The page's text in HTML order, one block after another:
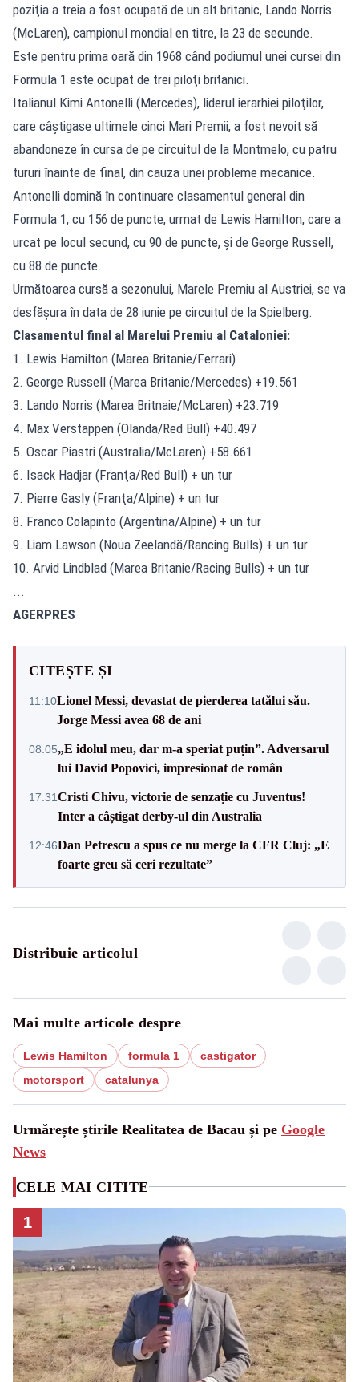
poziţia a treia a fost ocupată de un alt britanic, Lando Norris
(McLaren), campionul mondial en titre, la 23 de secunde.
Este pentru prima oară din 1968 când podiumul unei cursei din
Formula 1 este ocupat de trei piloţi britanici.
Italianul Kimi Antonelli (Mercedes), liderul ierarhiei piloţilor,
care câştigase ultimele cinci Mari Premii, a fost nevoit să
abandoneze în cursa de pe circuitul de la Montmelo, cu patru
tururi înainte de final, din cauza unei probleme mecanice.
Antonelli domină în continuare clasamentul general din
Formula 1, cu 156 de puncte, urmat de Lewis Hamilton, care a
urcat pe locul secund, cu 90 de puncte, şi de George Russell,
cu 88 de puncte.
Următoarea cursă a sezonului, Marele Premiu al Austriei, se va
desfăşura în data de 28 iunie pe circuitul de la Spielberg.
Clasamentul final al Marelui Premiu al Cataloniei:
1. Lewis Hamilton (Marea Britanie/Ferrari)
2. George Russell (Marea Britanie/Mercedes) +19.561
3. Lando Norris (Marea Britnaie/McLaren) +23.719
4. Max Verstappen (Olanda/Red Bull) +40.497
5. Oscar Piastri (Australia/McLaren) +58.661
6. Isack Hadjar (Franţa/Red Bull) + un tur
7. Pierre Gasly (Franţa/Alpine) + un tur
8. Franco Colapinto (Argentina/Alpine) + un tur
9. Liam Lawson (Noua Zeelandă/Rancing Bulls) + un tur
10. Arvid Lindblad (Marea Britanie/Racing Bulls) + un tur
...
AGERPRES
CITEȘTE ȘI
11:10Lionel Messi, devastat de pierderea tatălui său.
Jorge Messi avea 68 de ani
08:05„E idolul meu, dar m-a speriat puțin”. Adversarul
lui David Popovici, impresionat de român
17:31Cristi Chivu, victorie de senzație cu Juventus!
Inter a câștigat derby-ul din Australia
12:46Dan Petrescu a spus ce nu merge la CFR Cluj: „E
foarte greu să ceri rezultate”
Distribuie articolul
Mai multe articole despre
Lewis Hamilton formula 1
castigator
motorsport
catalunya
Urmărește știrile Realitatea de Bacau și pe Google
News
CELE MAI CITITE
1